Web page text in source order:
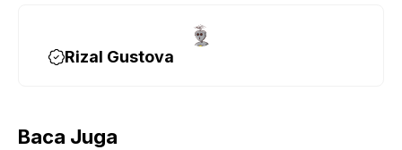
Rizal Gustova
Baca Juga